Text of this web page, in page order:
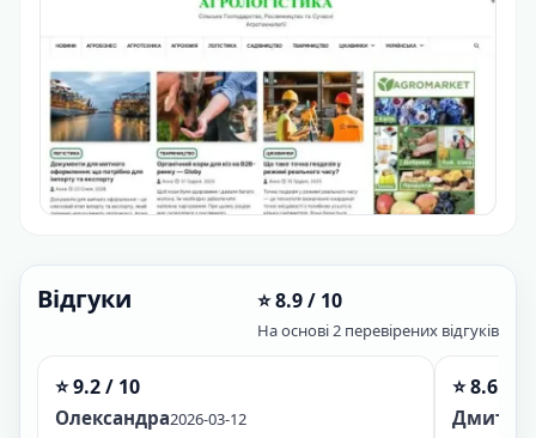
Відгуки ⭐ 8.9 / 10
На основі 2 перевірених відгуків
⭐ 9.2 / 10
Олександра2026-03-12
⭐ 8.6 / 10
Дмитро